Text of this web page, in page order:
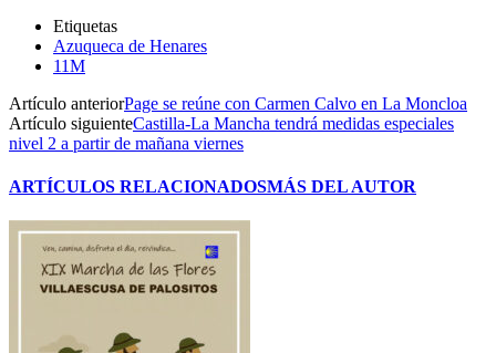
Etiquetas
Azuqueca de Henares
11M
Artículo anteriorPage se reúne con Carmen Calvo en La Moncloa
Artículo siguienteCastilla-La Mancha tendrá medidas especiales
nivel 2 a partir de mañana viernes
ARTÍCULOS RELACIONADOSMÁS DEL AUTOR